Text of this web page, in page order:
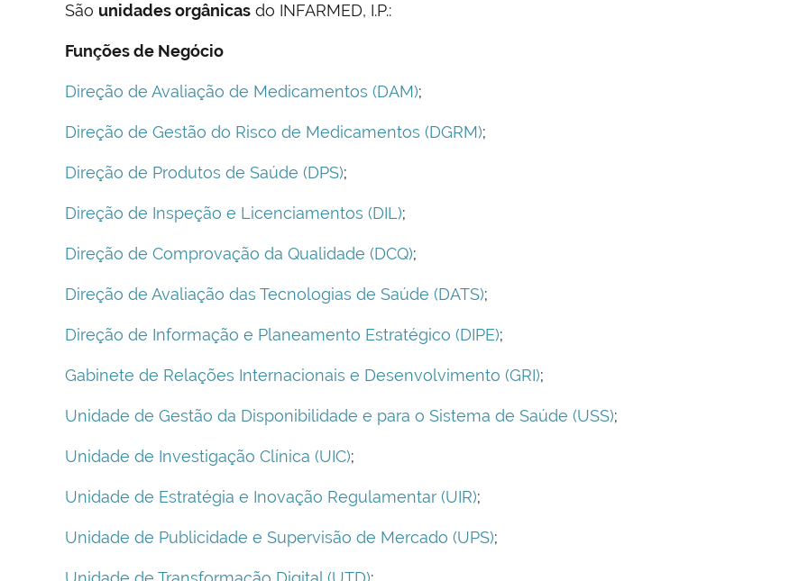
São unidades orgânicas do INFARMED, I.P.:
Funções de Negócio
Direção de Avaliação de Medicamentos (DAM);
Direção de Gestão do Risco de Medicamentos (DGRM);
Direção de Produtos de Saúde (DPS);
Direção de Inspeção e Licenciamentos (DIL);
Direção de Comprovação da Qualidade (DCQ);
Direção de Avaliação das Tecnologias de Saúde (DATS);
Direção de Informação e Planeamento Estratégico (DIPE);
Gabinete de Relações Internacionais e Desenvolvimento (GRI);
Unidade de Gestão da Disponibilidade e para o Sistema de Saúde (USS);
Unidade de Investigação Clínica (UIC);
Unidade de Estratégia e Inovação Regulamentar (UIR);
Unidade de Publicidade e Supervisão de Mercado (UPS);